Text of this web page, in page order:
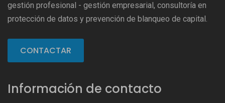
gestión profesional - gestión empresarial, consultoría en
protección de datos y prevención de blanqueo de capital.
CONTACTAR
Información de contacto